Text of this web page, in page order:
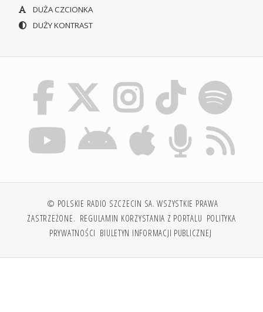
DUŻA CZCIONKA
DUŻY KONTRAST
© POLSKIE RADIO SZCZECIN SA. WSZYSTKIE PRAWA
ZASTRZEŻONE. REGULAMIN KORZYSTANIA Z PORTALU POLITYKA
PRYWATNOŚCI BIULETYN INFORMACJI PUBLICZNEJ